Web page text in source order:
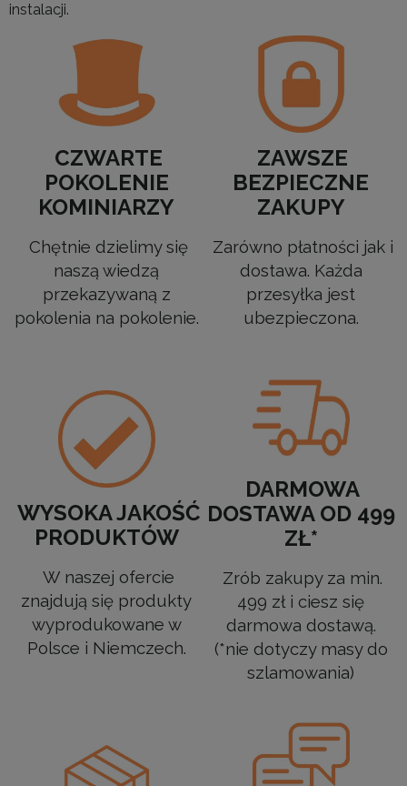
instalacji.
CZWARTE
POKOLENIE
KOMINIARZY
Chętnie dzielimy się
naszą wiedzą
przekazywaną z
pokolenia na pokolenie.
ZAWSZE
BEZPIECZNE
ZAKUPY
Zarówno płatności jak i
dostawa. Każda
przesyłka jest
ubezpieczona.
WYSOKA JAKOŚĆ
PRODUKTÓW
W naszej ofercie
znajdują się produkty
wyprodukowane w
Polsce i Niemczech.
DARMOWA
DOSTAWA OD 499
ZŁ*
Zrób zakupy za min.
499 zł i ciesz się
darmowa dostawą.
(*nie dotyczy masy do
szlamowania)